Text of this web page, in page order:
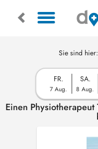
Sie sind hier:
FR.
7 Aug.
SA.
8 Aug.
Einen